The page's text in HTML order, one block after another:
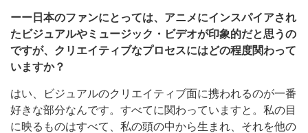
ーー日本のファンにとっては、アニメにインスパイアされ
たビジュアルやミュージック・ビデオが印象的だと思うの
ですが、クリエイティブなプロセスにはどの程度関わって
いますか？
はい、ビジュアルのクリエイティブ面に携われるのが一番
好きな部分なんです。すべてに関わっていますと。私の目
に映るものはすべて、私の頭の中から生まれ、それを他の